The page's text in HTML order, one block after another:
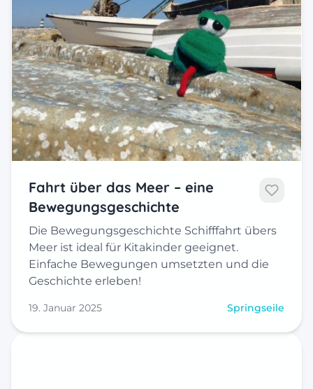
Fahrt über das Meer – eine
Bewegungsgeschichte
Die Bewegungsgeschichte Schifffahrt übers
Meer ist ideal für Kitakinder geeignet.
Einfache Bewegungen umsetzten und die
Geschichte erleben!
19. Januar 2025 Springseile